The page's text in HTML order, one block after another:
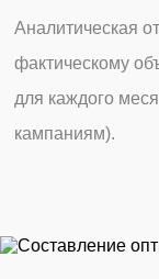
Аналитическая
фактическому
для каждого
кампаниям).